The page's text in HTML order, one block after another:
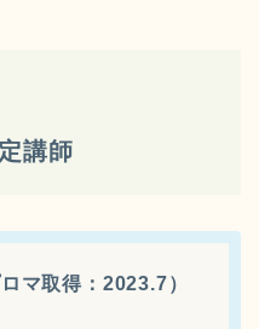
講師
マ取得：2023.7）